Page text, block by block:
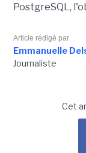
PostgreSQL,
Article rédigé par
Emmanuelle
Journaliste
Cet